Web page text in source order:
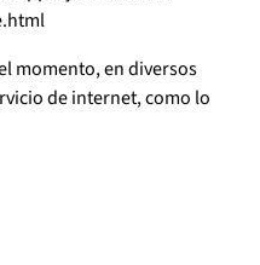
momento, en diversos
de internet, como lo